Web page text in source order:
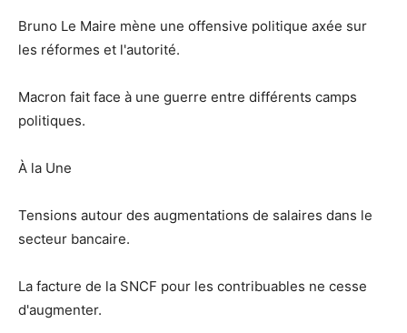
Bruno Le Maire mène une offensive politique axée sur
les réformes et l'autorité.
Macron fait face à une guerre entre différents camps
politiques.
À la Une
Tensions autour des augmentations de salaires dans le
secteur bancaire.
La facture de la SNCF pour les contribuables ne cesse
d'augmenter.